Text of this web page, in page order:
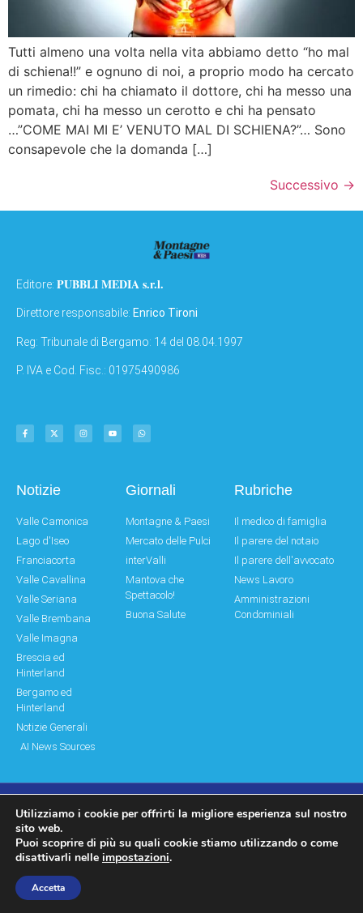
Tutti almeno una volta nella vita abbiamo detto “ho mal
di schiena!!” e ognuno di noi, a proprio modo ha cercato
un rimedio: chi ha chiamato il dottore, chi ha messo una
pomata, chi ha messo un cerotto e chi ha pensato
…”COME MAI MI E’ VENUTO MAL DI SCHIENA?”… Sono
consapevole che la domanda […]
Successivo →
Editore: PUBBLI MEDIA s.r.l.
Direttore responsabile: Enrico Tironi
Reg: Tribunale di Bergamo: 14 del 08.04.1997
P. IVA e Cod. Fisc.: 01975490986
Notizie
Valle Camonica
Lago d'Iseo
Franciacorta
Valle Cavallina
Valle Seriana
Valle Brembana
Valle Imagna
Brescia ed
Hinterland
Bergamo ed
Hinterland
Notizie Generali
AI News Sources
Giornali
Montagne & Paesi
Mercato delle Pulci
interValli
Mantova che
Spettacolo!
Buona Salute
Rubriche
Il medico di famiglia
Il parere del notaio
Il parere dell'avvocato
News Lavoro
Amministrazioni
Condominiali
© Copyright 2011 – 2026 Montagne & Paesi
Log In|Log Out Privacy Policy
Utilizziamo i cookie per offrirti la migliore esperienza sul nostro
sito web.
Puoi scoprire di più su quali cookie stiamo utilizzando o come
disattivarli nelle impostazioni.
Accetta